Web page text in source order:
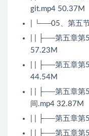
git.mp4 50.37M
| └──05、第五
| | ├──第五章第
57.23M
| | ├──第五章第
44.54M
| | ├──第五章第
间.mp4 32.87M
| | ├──第五章第
| | ├──第五章第